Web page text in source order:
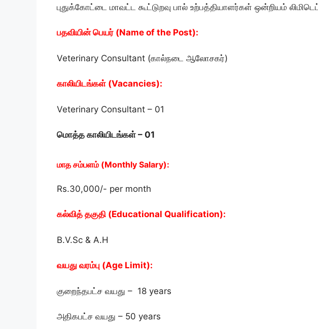
புதுக்கோட்டை மாவட்ட கூட்டுறவு பால் உற்பத்தியாளர்கள் ஒன்றியம் லிமிடெட்
பதவியின் பெயர் (Name of the Post):
Veterinary Consultant (கால்நடை ஆலோசகர்)
காலியிடங்கள் (Vacancies):
Veterinary Consultant – 01
மொத்த காலியிடங்கள் – 01
மாத சம்பளம் (Monthly Salary):
Rs.30,000/- per month
கல்வித் தகுதி (Educational Qualification):
B.V.Sc & A.H
வயது வரம்பு (Age Limit):
குறைந்தபட்ச வயது – 18 years
அதிகபட்ச வயது – 50 years